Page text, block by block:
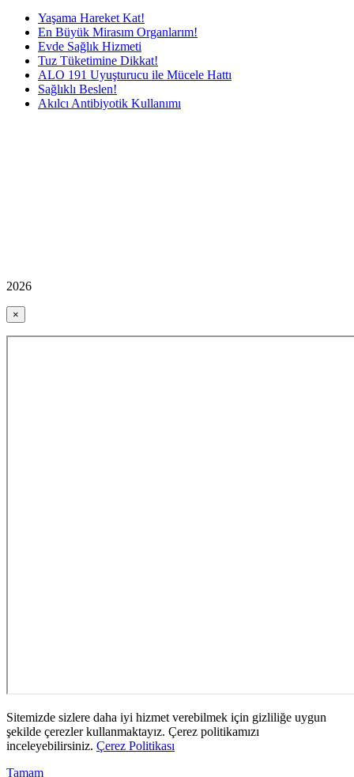
Yaşama Hareket Kat!
En Büyük Mirasım Organlarım!
Evde Sağlık Hizmeti
Tuz Tüketimine Dikkat!
ALO 191 Uyuşturucu ile Mücele Hattı
Sağlıklı Beslen!
Akılcı Antibiyotik Kullanımı
2026
×
Sitemizde sizlere daha iyi hizmet verebilmek için gizliliğe uygun
şekilde çerezler kullanmaktayız. Çerez politikamızı
inceleyebilirsiniz. Çerez Politikası
Tamam